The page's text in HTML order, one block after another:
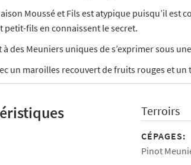
Moussé et Fils est atypique puisqu’il est
petit-fils en connaissent le secret.
des Meuniers uniques de s’exprimer sous
un maroilles recouvert de fruits rouges et un
Terroirs
CÉPAGES:
Pinot